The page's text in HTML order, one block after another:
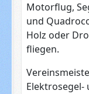
Motorflug,
und
Holz oder
fliegen.